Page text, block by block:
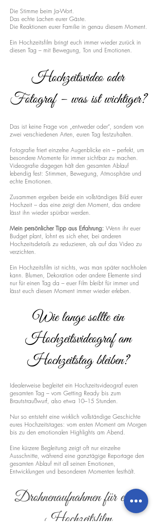
Die Stimme beim Ja-Wort.
Das echte Lachen eurer Gäste.
Die Reaktionen eurer Familie in genau diesem Moment.
Ein Hochzeitsfilm bringt euch immer wieder zurück in
diesen Tag – mit Bewegung, Ton und Emotionen.
Hochzeitsvideo oder
Fotograf – was ist wichtiger?
Das ist keine Frage von „entweder oder“, sondern von
zwei verschiedenen Arten, euren Tag festzuhalten.
Fotografie friert einzelne Augenblicke ein – perfekt, um
besondere Momente für immer sichtbar zu machen.
Videografie dagegen hält den gesamten Ablauf
lebendig fest: Stimmen, Bewegung, Atmosphäre und
echte Emotionen.
Zusammen ergeben beide ein vollständiges Bild eurer
Hochzeit – das eine zeigt den Moment, das andere
lässt ihn wieder spürbar werden.
Mein persönlicher Tipp aus Erfahrung: Wenn ihr euer
Budget plant, lohnt es sich eher, bei anderen
Hochzeitsdetails zu reduzieren, als auf das Video zu
verzichten.
Ein Hochzeitsfilm ist nichts, was man später nachholen
kann. Blumen, Dekoration oder andere Elemente sind
nur für einen Tag da – euer Film bleibt für immer und
lässt euch diesen Moment immer wieder erleben.
Wie lange sollte ein
Hochzeitsvideograf am
Hochzeitstag bleiben?
Idealerweise begleitet ein Hochzeitsvideograf euren
gesamten Tag – vom Getting Ready bis zum
Brautstraußwurf, also etwa 10–15 Stunden.
Nur so entsteht eine wirklich vollständige Geschichte
eures Hochzeitstages: vom ersten Moment am Morgen
bis zu den emotionalen Highlights am Abend.
Eine kürzere Begleitung zeigt oft nur einzelne
Ausschnitte, während eine ganztägige Reportage den
gesamten Ablauf mit all seinen Emotionen,
Entwicklungen und besonderen Momenten festhält.
Drohnenaufnahmen für euren